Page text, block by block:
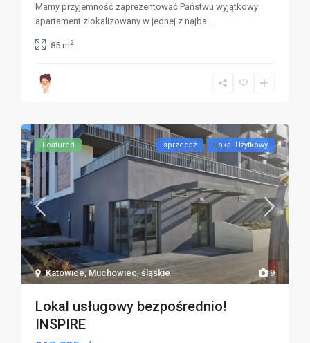
Mamy przyjemność zaprezentować Państwu wyjątkowy
apartament zlokalizowany w jednej z najba ...
85 m2
9
Katowice, Muchowiec,śląskie
Featured sprzedaż Lokal Użytkowy
Lokal usługowy bezpośrednio!
INSPIRE